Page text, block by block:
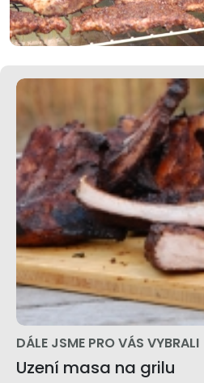
DÁLE JSME PRO VÁS VYBRALI
Uzení masa na grilu